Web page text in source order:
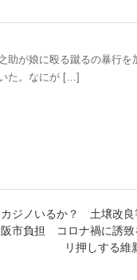
が娘に殴る蹴るの暴行を
た。なにが […]
カジノいるか？ 土壌改良
市負担 コロナ禍に誘致
リ押しする維